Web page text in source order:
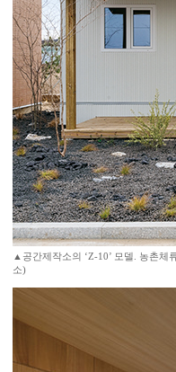
▲공간제작소의 ‘Z-10’ 모델. 농촌체
소)